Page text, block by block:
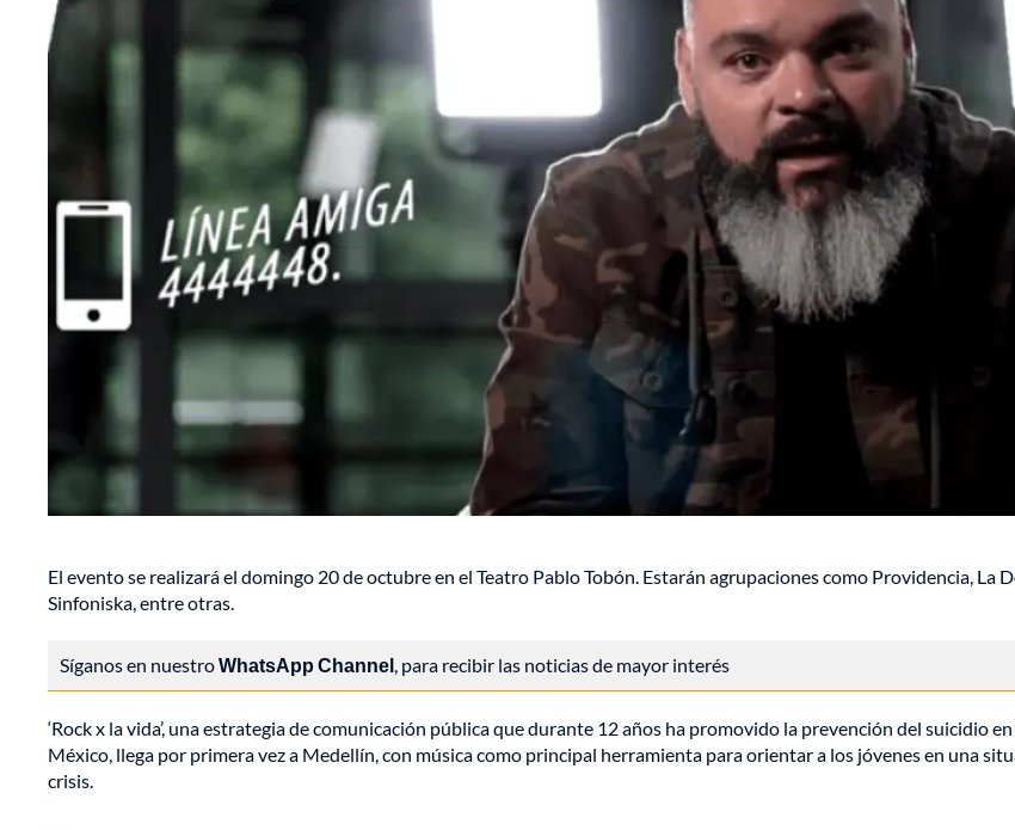
El evento se realizará el domingo 20 de octubre en el Teatro Pablo Tobón. Estarán agrupaciones como Providencia, La
Sinfoniska, entre otras.
Síganos en nuestroWhatsApp Channel, para recibir las noticias de mayor interés
‘Rock x la vida’, una estrategia de comunicación pública que durante 12 años ​ha promovido la prevención del suicidio
México, llega por primera vez a Medellín, con música como principal herramienta para orientar a los jóvenes en una
crisis.